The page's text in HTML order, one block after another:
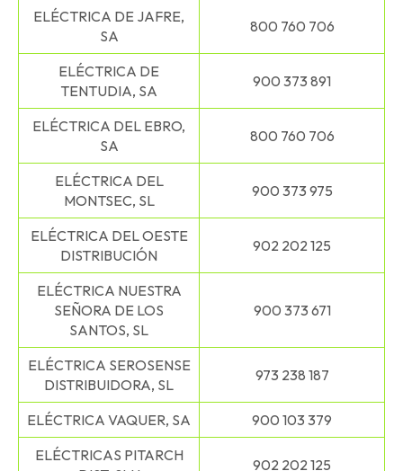
ELÉCTRICA DE JAFRE,
SA
800 760 706
ELÉCTRICA DE
TENTUDIA, SA
900 373 891
ELÉCTRICA DEL EBRO,
SA
800 760 706
ELÉCTRICA DEL
MONTSEC, SL
900 373 975
ELÉCTRICA DEL OESTE
DISTRIBUCIÓN
902 202 125
ELÉCTRICA NUESTRA
SEÑORA DE LOS
SANTOS, SL
900 373 671
ELÉCTRICA SEROSENSE
DISTRIBUIDORA, SL
973 238 187
ELÉCTRICA VAQUER, SA
900 103 379
ELÉCTRICAS PITARCH
902 202 125